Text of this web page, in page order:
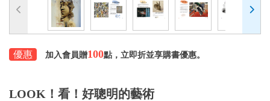
優惠 加入會員贈100點，立即折並享購書優惠。
LOOK！看！好聰明的藝術